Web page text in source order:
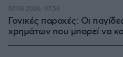
Γονικές παροχές: Οι
χρημάτων που μπορεί να
07.08.2026, 07:58